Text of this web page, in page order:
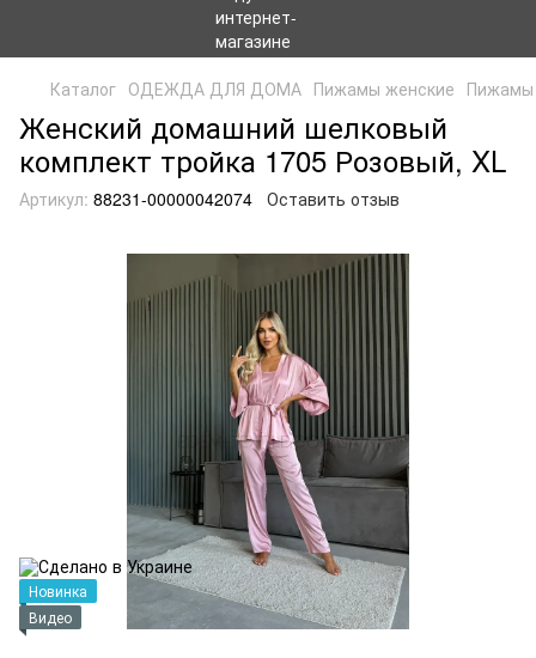
Каталог ОДЕЖДА ДЛЯ ДОМА Пижамы женские Пижамы
Женский домашний шелковый
комплект тройка 1705 Розовый, XL
Артикул: 88231-00000042074 Оставить отзыв
Новинка
Видео